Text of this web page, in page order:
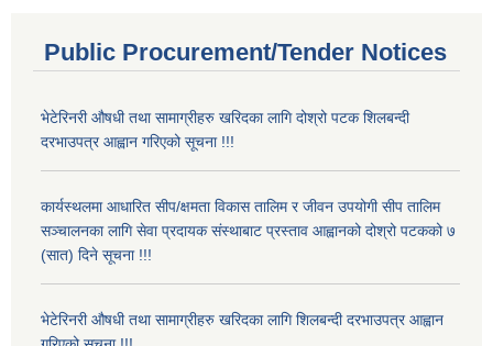
Public Procurement/Tender Notices
भेटेरिनरी औषधी तथा सामाग्रीहरु खरिदका लागि दोश्रो पटक शिलबन्दी
दरभाउपत्र आह्वान गरिएको सूचना !!!
कार्यस्थलमा आधारित सीप/क्षमता विकास तालिम र जीवन उपयोगी सीप तालिम
सञ्चालनका लागि सेवा प्रदायक संस्थाबाट प्रस्ताव आह्वानको दोश्रो पटकको ७
(सात) दिने सूचना !!!
भेटेरिनरी औषधी तथा सामाग्रीहरु खरिदका लागि शिलबन्दी दरभाउपत्र आह्वान